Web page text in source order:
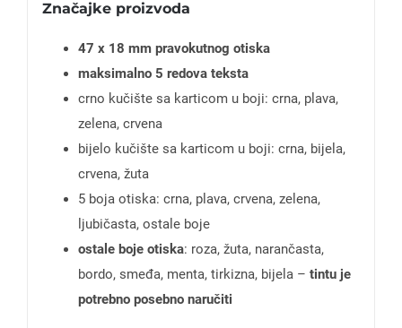
Značajke proizvoda
47 x 18 mm pravokutnog otiska
maksimalno 5 redova teksta
crno kučište sa karticom u boji: crna, plava,
zelena, crvena
bijelo kučište sa karticom u boji: crna, bijela,
crvena, žuta
5 boja otiska: crna, plava, crvena, zelena,
ljubičasta, ostale boje
ostale boje otiska: roza, žuta, narančasta,
bordo, smeđa, menta, tirkizna, bijela – tintu je
potrebno posebno naručiti